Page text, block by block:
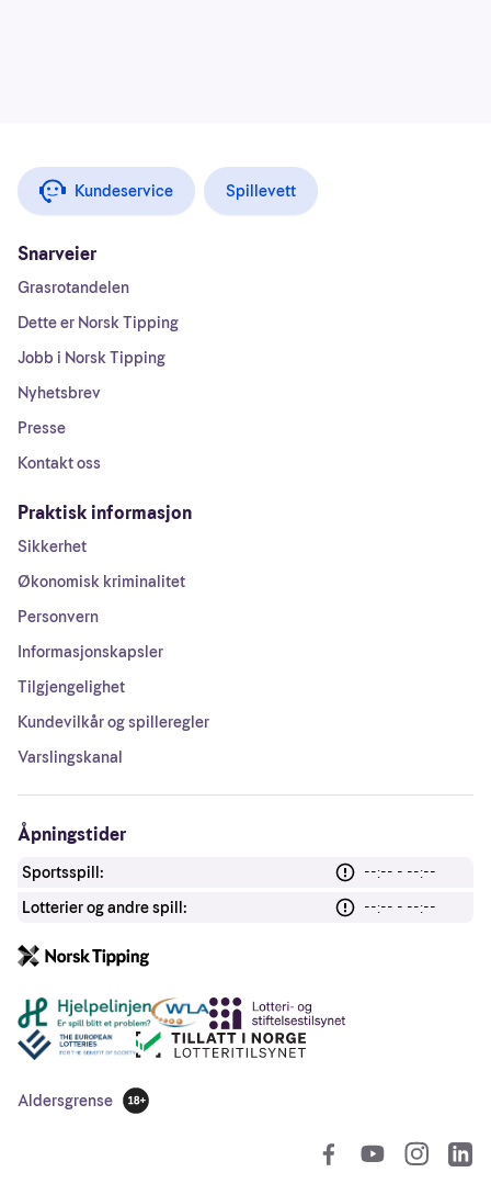
Kundeservice Spillevett
Snarveier
Grasrotandelen
Dette er Norsk Tipping
Jobb i Norsk Tipping
Nyhetsbrev
Presse
Kontakt oss
Praktisk informasjon
Sikkerhet
Økonomisk kriminalitet
Personvern
Informasjonskapsler
Tilgjengelighet
Kundevilkår og spilleregler
Varslingskanal
Åpningstider
Sportsspill:
--:-- - --:--
Lotterier og andre spill:
--:-- - --:--
Andre lenker
Aldersgrense
18 år